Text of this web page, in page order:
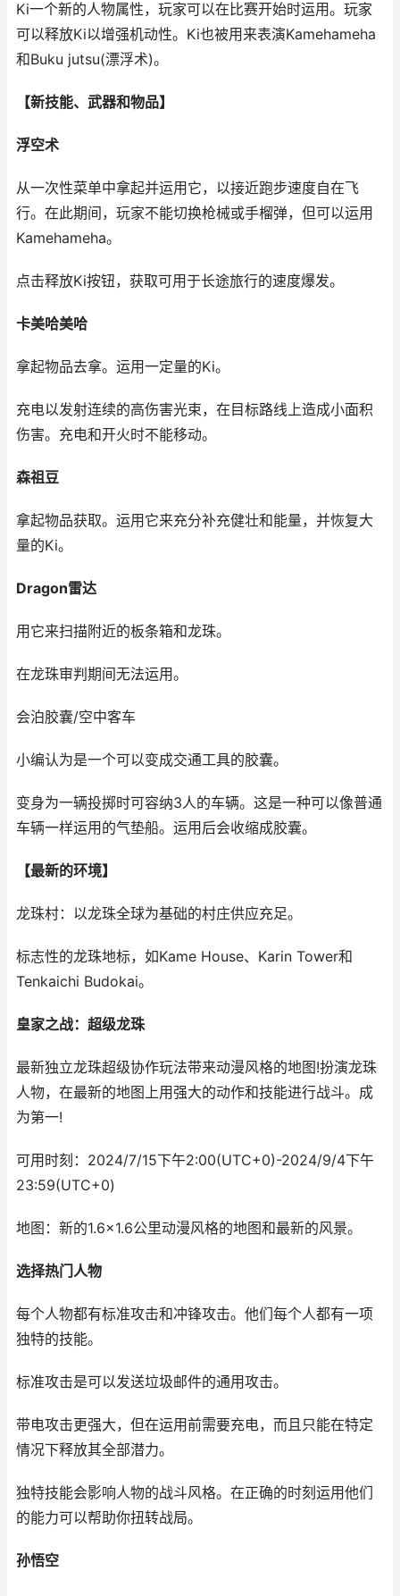
Ki一个新的人物属性，玩家可以在比赛开始时运用。玩家
可以释放Ki以增强机动性。Ki也被用来表演Kamehameha
和Buku jutsu(漂浮术)。
【新技能、武器和物品】
浮空术
从一次性菜单中拿起并运用它，以接近跑步速度自在飞
行。在此期间，玩家不能切换枪械或手榴弹，但可以运用
Kamehameha。
点击释放Ki按钮，获取可用于长途旅行的速度爆发。
卡美哈美哈
拿起物品去拿。运用一定量的Ki。
充电以发射连续的高伤害光束，在目标路线上造成小面积
伤害。充电和开火时不能移动。
森祖豆
拿起物品获取。运用它来充分补充健壮和能量，并恢复大
量的Ki。
Dragon雷达
用它来扫描附近的板条箱和龙珠。
在龙珠审判期间无法运用。
会泊胶囊/空中客车
小编认为是一个可以变成交通工具的胶囊。
变身为一辆投掷时可容纳3人的车辆。这是一种可以像普通
车辆一样运用的气垫船。运用后会收缩成胶囊。
【最新的环境】
龙珠村：以龙珠全球为基础的村庄供应充足。
标志性的龙珠地标，如Kame House、Karin Tower和
Tenkaichi Budokai。
皇家之战：超级龙珠
最新独立龙珠超级协作玩法带来动漫风格的地图!扮演龙珠
人物，在最新的地图上用强大的动作和技能进行战斗。成
为第一!
可用时刻：2024/7/15下午2:00(UTC+0)-2024/9/4下午
23:59(UTC+0)
地图：新的1.6×1.6公里动漫风格的地图和最新的风景。
选择热门人物
每个人物都有标准攻击和冲锋攻击。他们每个人都有一项
独特的技能。
标准攻击是可以发送垃圾邮件的通用攻击。
带电攻击更强大，但在运用前需要充电，而且只能在特定
情况下释放其全部潜力。
独特技能会影响人物的战斗风格。在正确的时刻运用他们
的能力可以帮助你扭转战局。
孙悟空